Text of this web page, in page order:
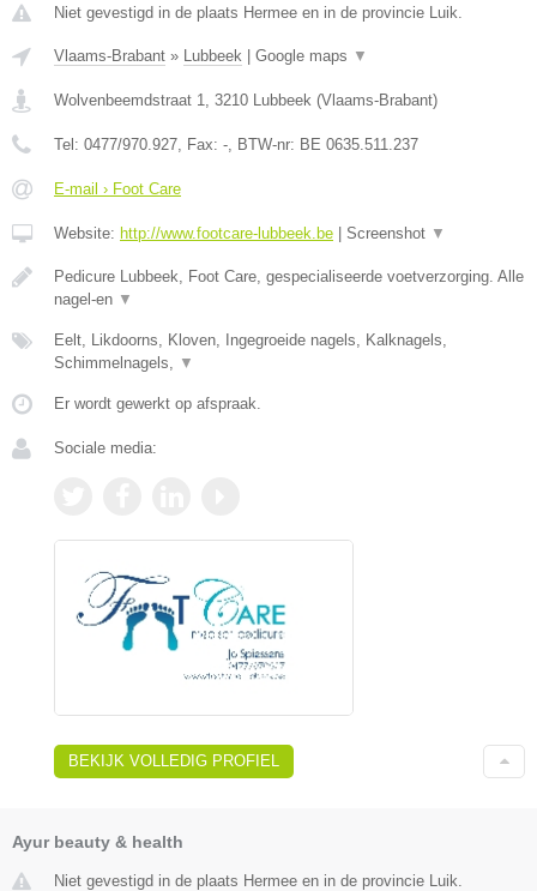
Niet gevestigd in de plaats Hermee en in de provincie Luik.
Vlaams-Brabant » Lubbeek Google maps ▼
Wolvenbeemdstraat 1, 3210 Lubbeek (Vlaams-Brabant)
Tel: 0477/970.927, Fax: -, BTW-nr: BE 0635.511.237
E-mail › Foot Care
Website: http://www.footcare-lubbeek.be Screenshot ▼
Pedicure Lubbeek, Foot Care, gespecialiseerde voetverzorging. Alle
nagel-en ▼
Eelt, Likdoorns, Kloven, Ingegroeide nagels, Kalknagels,
Schimmelnagels, ▼
Er wordt gewerkt op afspraak.
Sociale media:
BEKIJK VOLLEDIG PROFIEL
Ayur beauty & health
Niet gevestigd in de plaats Hermee en in de provincie Luik.